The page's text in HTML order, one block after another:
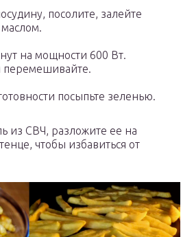
посолите, залейте
на мощности 600 Вт.
посыпьте зеленью.
из СВЧ, разложите ее на
чтобы избавиться от